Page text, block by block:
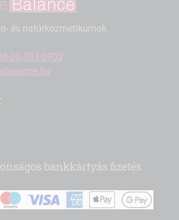
és natúrkozmetikumok
20-593-0902
bankkártyás fizetés